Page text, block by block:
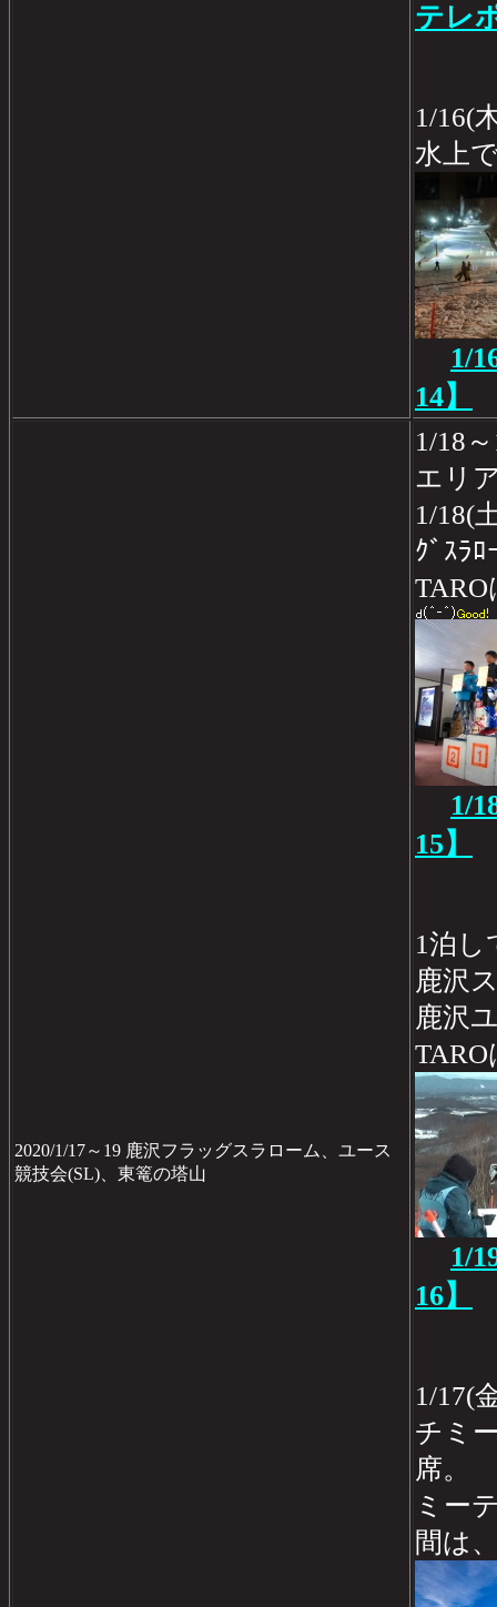
テレ
1/16(
水上
1/
14】
2020/1/17～19 鹿沢フラッグスラローム、ユース
競技会(SL)、東篭の塔山
1/18
エリ
1/18(
ｸﾞｽﾗﾛ
1/
15】
1泊し
鹿沢
鹿沢
1/
16】
1/17(
チミ
席。
ミー
間は